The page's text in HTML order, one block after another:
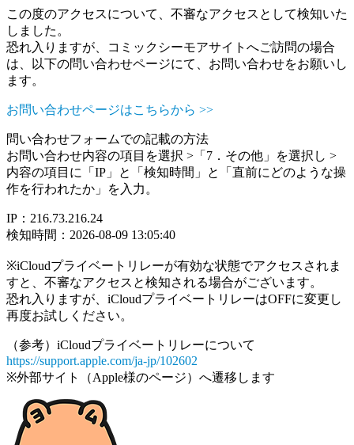
この度のアクセスについて、不審なアクセスとして検知いた
しました。
恐れ入りますが、コミックシーモアサイトへご訪問の場合
は、以下の問い合わせページにて、お問い合わせをお願いし
ます。
お問い合わせページはこちらから >>
問い合わせフォームでの記載の方法
お問い合わせ内容の項目を選択 >「7．その他」を選択し >
内容の項目に「IP」と「検知時間」と「直前にどのような操
作を行われたか」を入力。
IP：216.73.216.24
検知時間：2026-08-09 13:05:40
※iCloudプライベートリレーが有効な状態でアクセスされま
すと、不審なアクセスと検知される場合がございます。
恐れ入りますが、iCloudプライベートリレーはOFFに変更し
再度お試しください。
（参考）iCloudプライベートリレーについて
https://support.apple.com/ja-jp/102602
※外部サイト（Apple様のページ）へ遷移します